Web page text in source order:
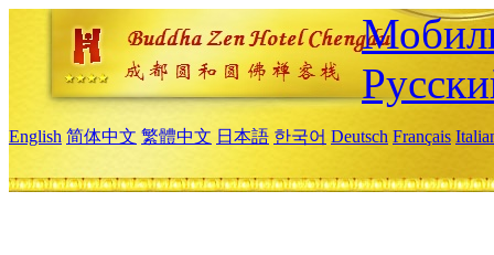
English 简体中文 繁體中文 日本語 한국어 Deutsch Français